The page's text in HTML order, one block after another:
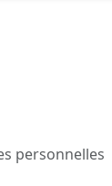
personnelles